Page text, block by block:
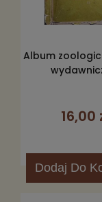
Album
16,00
Dodaj Do